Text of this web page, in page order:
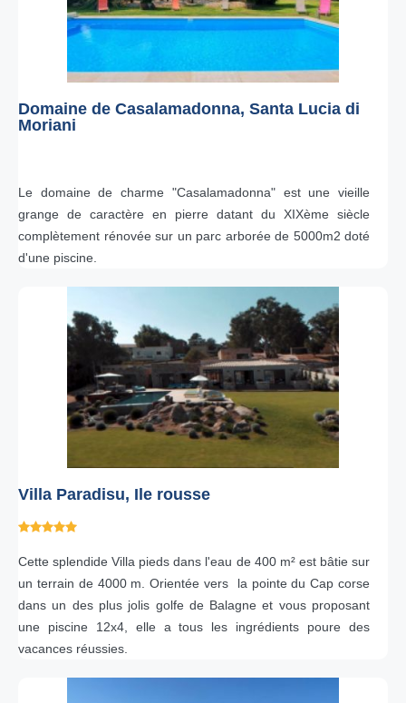
Domaine de Casalamadonna, Santa Lucia di
Moriani
Le domaine de charme "Casalamadonna" est une vieille
grange de caractère en pierre datant du XIXème siècle
complètement rénovée sur un parc arborée de 5000m2 doté
d'une piscine.
Villa Paradisu, Ile rousse
CettesplendideVilla pieds dans l'eau de 400 m² est bâtie sur
un terrain de 4000 m. Orientée vers la pointe du Cap corse
dans un des plus jolis golfe de Balagne et vous proposant
une piscine 12x4, elle a tous les ingrédients poure des
vacances réussies.